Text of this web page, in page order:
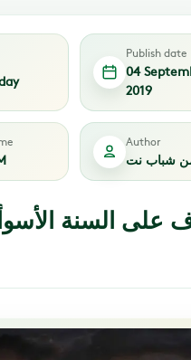
Publish date
04
2019
Author
شباب نت
على السنة